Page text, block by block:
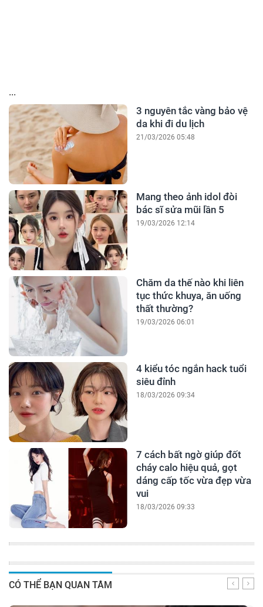
...
3 nguyên tắc vàng bảo vệ
da khi đi du lịch
21/03/2026 05:48
Mang theo ảnh idol đòi
bác sĩ sửa mũi lần 5
19/03/2026 12:14
Chăm da thế nào khi liên
tục thức khuya, ăn uống
thất thường?
19/03/2026 06:01
4 kiểu tóc ngắn hack tuổi
siêu đỉnh
18/03/2026 09:34
7 cách bất ngờ giúp đốt
cháy calo hiệu quả, gọt
dáng cấp tốc vừa đẹp vừa
vui
18/03/2026 09:33
CÓ THỂ BẠN QUAN TÂM